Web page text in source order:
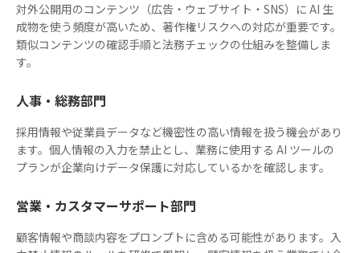
対外公開用のコンテンツ（広告・ウェブサイト・SNS）に AI 生
成物を使う頻度が高いため、著作権リスクへの対応が重要です。
類似コンテンツの確認手順と法務チェックの仕組みを整備しま
す。
人事・総務部門
採用情報や従業員データなど機密性の高い情報を扱う機会があり
ます。個人情報の入力を禁止とし、業務に使用する AI ツールの
プランが企業向けデータ保護に対応しているかを確認します。
営業・カスタマーサポート部門
顧客情報や商談内容をプロンプトに含める可能性があります。入